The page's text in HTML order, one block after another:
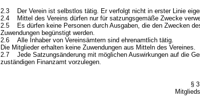
2.3 Der Verein ist selbstlos tätig. Er verfolgt nicht in erster Linie
2.4 Mittel des Vereins dürfen nur für satzungsgemäße Zwecke
2.5 Es dürfen keine Personen durch Ausgaben, die den Zwecken
Zuwendungen begünstigt werden.
2.6 Alle Inhaber von Vereinsämtern sind ehrenamtlich tätig.
Die Mitglieder erhalten keine Zuwendungen aus Mitteln des Vereines.
2.7 Jede Satzungsänderung mit möglichen Auswirkungen auf die
zuständigen Finanzamt vorzulegen.
§ 3